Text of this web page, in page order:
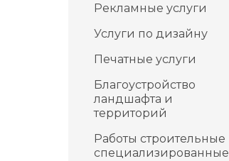
Рекламные услуги
Услуги по дизайну
Печатные услуги
Благоустройство
ландшафта и
территорий
Работы строительные
специализированные